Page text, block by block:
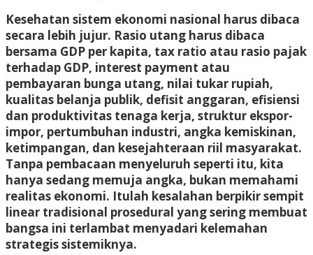
Kesehatan sistem ekonomi nasional harus dibaca
secara lebih jujur. Rasio utang harus dibaca
bersama GDP per kapita, tax ratio atau rasio pajak
terhadap GDP, interest payment atau
pembayaran bunga utang, nilai tukar rupiah,
kualitas belanja publik, defisit anggaran, efisiensi
dan produktivitas tenaga kerja, struktur ekspor-
impor, pertumbuhan industri, angka kemiskinan,
ketimpangan, dan kesejahteraan riil masyarakat.
Tanpa pembacaan menyeluruh seperti itu, kita
hanya sedang memuja angka, bukan memahami
realitas ekonomi. Itulah kesalahan berpikir sempit
linear tradisional prosedural yang sering membuat
bangsa ini terlambat menyadari kelemahan
strategis sistemiknya.